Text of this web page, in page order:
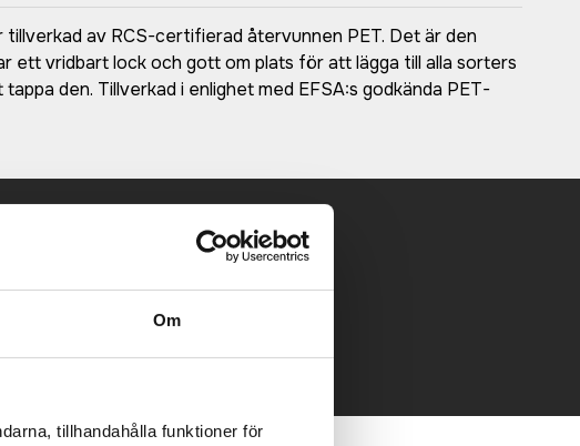
Om
tillhandahålla funktioner för
av RCS-certifierad återvunnen PET. Det är den
ett vridbart lock och gott om plats för att lägga till alla sorters
den. Tillverkad i enlighet med EFSA:s godkända PET-